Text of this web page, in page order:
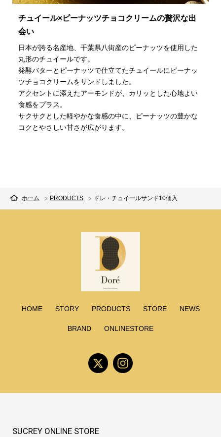
チュイール×ピーナッツチョコクリームの贅沢な出
会い
日本が誇る名産地、千葉県八街産のピーナッツを使用した
丸形のチュイールです。
発酵バターとピーナッツで仕立てたチュイールにピーナッ
ツチョコクリームをサンドしました。
アクセントに添えたアーモンドが、カリッとした心地よい
食感をプラス。
サクサクとした軽やかな食感の中に、ピーナッツの豊かな
コクとやさしい甘さが広がります。
ホーム PRODUCTS ドレ・チュイールサンド10個入
HOME STORY PRODUCTS STORE NEWS
BRAND ONLINESTORE
SUCREY ONLINE STORE